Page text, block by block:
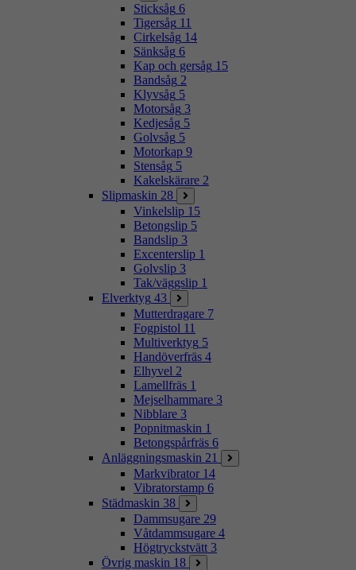
Sticksåg 6
Tigersåg 11
Cirkelsåg 14
Sänksåg 6
Kap och gersåg 15
Bandsåg 2
Klyvsåg 5
Motorsåg 3
Kedjesåg 5
Golvsåg 5
Motorkap 9
Stensåg 5
Kakelskärare 2
Slipmaskin 28
Vinkelslip 15
Betongslip 5
Bandslip 3
Excenterslip 1
Golvslip 3
Tak/väggslip 1
Elverktyg 43
Mutterdragare 7
Fogpistol 11
Multiverktyg 5
Handöverfräs 4
Elhyvel 2
Lamellfräs 1
Mejselhammare 3
Nibblare 3
Popnitmaskin 1
Betongspårfräs 6
Anläggningsmaskin 21
Markvibrator 14
Vibratorstamp 6
Städmaskin 38
Dammsugare 29
Våtdammsugare 4
Högtryckstvätt 3
Övrig maskin 18